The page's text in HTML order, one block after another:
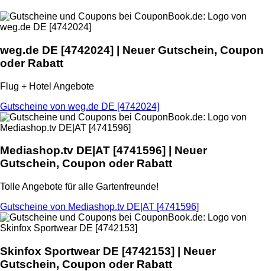
weg.de DE [4742024] | Neuer Gutschein, Coupon
oder Rabatt
Flug + Hotel Angebote
Gutscheine von weg.de DE [4742024]
Mediashop.tv DE|AT [4741596] | Neuer
Gutschein, Coupon oder Rabatt
Tolle Angebote für alle Gartenfreunde!
Gutscheine von Mediashop.tv DE|AT [4741596]
Skinfox Sportwear DE [4742153] | Neuer
Gutschein, Coupon oder Rabatt